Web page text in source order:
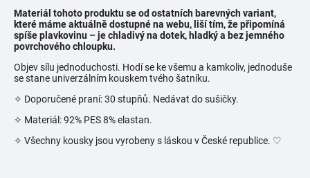
Materiál tohoto produktu se od ostatních barevných variant,
které máme aktuálně dostupné na webu, liší tím, že připomíná
spíše plavkovinu – je chladivý na dotek, hladký a bez jemného
povrchového chloupku.
Objev sílu jednoduchosti. Hodí se ke všemu a kamkoliv, jednoduše
se stane univerzálním kouskem tvého šatníku.
✧ Doporučené praní: 30 stupňů. Nedávat do sušičky.
✧ Materiál: 92% PES 8% elastan.
✧ Všechny kousky jsou vyrobeny s láskou v České republice. ♡